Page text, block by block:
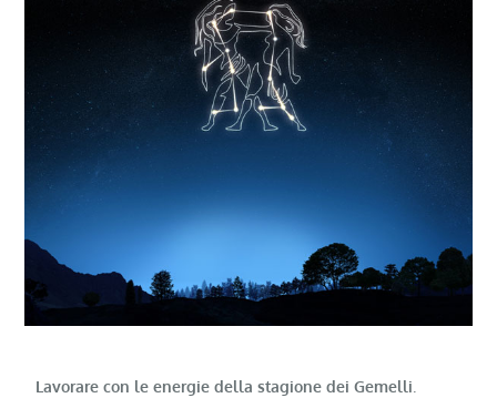
Lavorare con le energie della stagione dei Gemelli.